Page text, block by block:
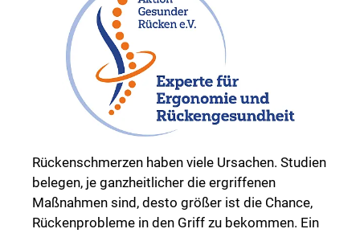
Rückenschmerzen haben viele Ursachen. Studien
belegen, je ganzheitlicher die ergriffenen
Maßnahmen sind, desto größer ist die Chance,
Rückenprobleme in den Griff zu bekommen. Ein